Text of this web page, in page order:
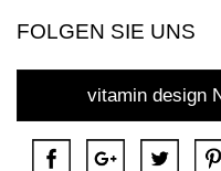
FOLGEN SIE UNS
vitamin design